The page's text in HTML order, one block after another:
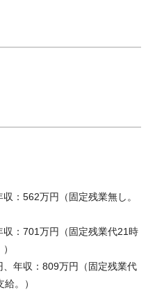
：562万円（固定残業無し。
：701万円（固定残業代21時
年収：809万円（固定残業代
。）